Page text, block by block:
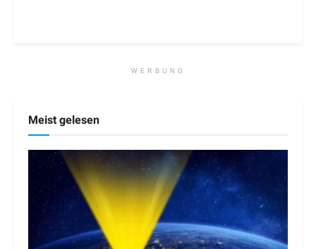
WERBUNG
Meist gelesen